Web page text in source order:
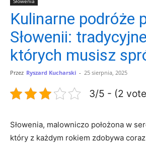
Kulinarne podróże
Słowenii:
których musisz
Przez Ryszard Kucharski - 25 sierpnia, 2025
3/5 - (2
Słowenia, malowniczo położona w
który z każdym rokiem zdobywa